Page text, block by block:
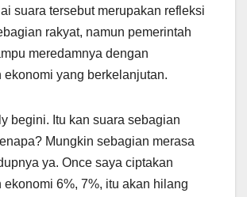
suara tersebut merupakan refleksi
rakyat, namun pemerintah
meredamnya dengan
ekonomi yang berkelanjutan.
begini. Itu kan suara sebagian
Mungkin sebagian merasa
ya. Once saya ciptakan
ekonomi 6%, 7%, itu akan hilang